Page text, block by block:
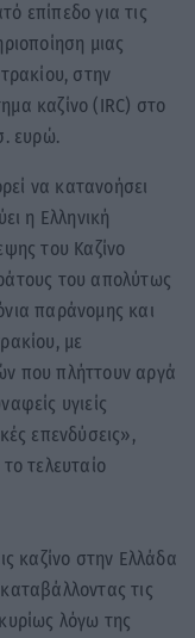
επίπεδο για τις
μιας
στην
καζίνο (IRC) στο
ευρώ.
να κατανοήσει
η Ελληνική
του Καζίνο
του απολύτως
παράνομης και
με
που πλήττουν αργά
υγιείς
επενδύσεις»,
τελευταίο
καζίνο στην Ελλάδα
τις
λόγω της